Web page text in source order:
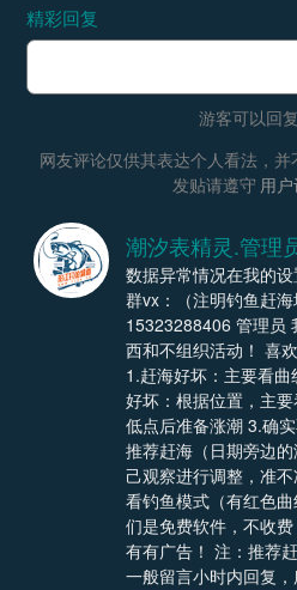
精彩回复
游客可以回复
网友评论仅供其表达个人看法，并
发贴请遵守 用
潮汐表精灵.管理
数据异常情况在我的
群vx：（注明钓鱼赶
15323288406 管理员
西和不组织活动！ 喜
1.赶海好坏：主要看
好坏：根据位置，主
低点后准备涨潮 3.确
推荐赶海（日期旁边
己观察进行调整，准
看钓鱼模式（有红色
们是免费软件，不收
有有广告！ 注：推荐
一般留言小时内回复，